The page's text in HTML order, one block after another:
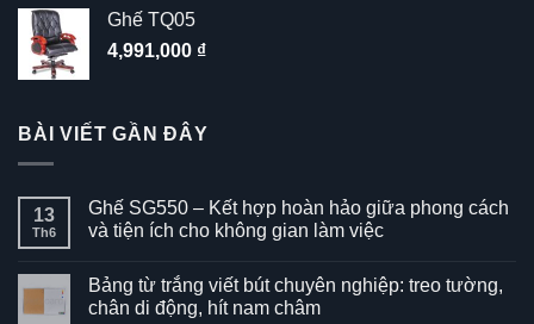
Ghế TQ05
4,991,000 ₫
BÀI VIẾT GẦN ĐÂY
13
Th6
Ghế SG550 – Kết hợp hoàn hảo giữa phong cách
và tiện ích cho không gian làm việc
bình
luận
ở
Bảng từ trắng viết bút chuyên nghiệp: treo tường,
chân di động, hít nam châm